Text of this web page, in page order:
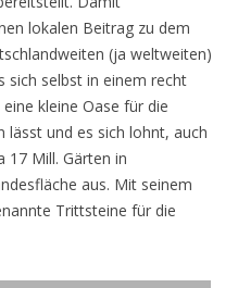
lokalen Beitrag zu dem
(ja weltweiten)
sich selbst in einem recht
kleine Oase für die
lässt und es sich lohnt, auch
17 Mill. Gärten in
aus. Mit seinem
Trittsteine für die